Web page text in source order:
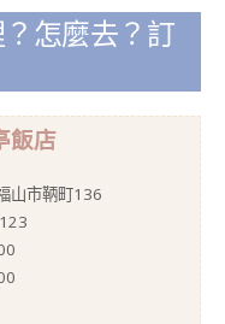
怎麼去？訂
飯店
山市鞆町136